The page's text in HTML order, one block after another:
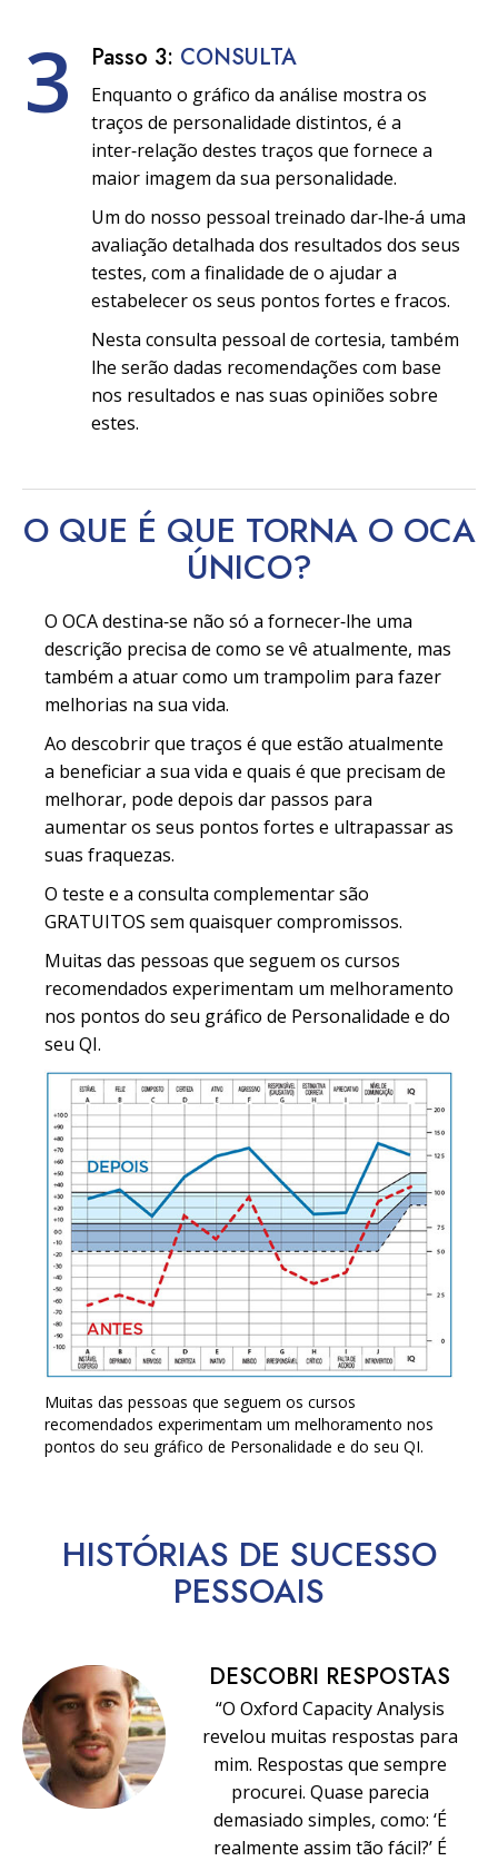
3 Passo 3: CONSULTA
Enquanto o gráfico da análise mostra os
traços de personalidade distintos, é a
inter‑relação destes traços que fornece a
maior imagem da sua personalidade.
Um do nosso pessoal treinado dar‑lhe‑á uma
avaliação detalhada dos resultados dos seus
testes, com a finalidade de o ajudar a
estabelecer os seus pontos fortes e fracos.
Nesta consulta pessoal de cortesia, também
lhe serão dadas recomendações com base
nos resultados e nas suas opiniões sobre
estes.
O QUE É QUE TORNA O OCA
ÚNICO?
O OCA destina‑se não só a fornecer‑lhe uma
descrição precisa de como se vê atualmente, mas
também a atuar como um trampolim para fazer
melhorias na sua vida.
Ao descobrir que traços é que estão atualmente
a beneficiar a sua vida e quais é que precisam de
melhorar, pode depois dar passos para
aumentar os seus pontos fortes e ultrapassar as
suas fraquezas.
O teste e a consulta complementar são
GRATUITOS sem quaisquer compromissos.
Muitas das pessoas que seguem os cursos
recomendados experimentam um melhoramento
nos pontos do seu gráfico de Personalidade e do
seu QI.
Muitas das pessoas que seguem os cursos
recomendados experimentam um melhoramento nos
pontos do seu gráfico de Personalidade e do seu QI.
HISTÓRIAS DE SUCESSO
PESSOAIS
DESCOBRI RESPOSTAS
“O Oxford Capacity Analysis
revelou muitas respostas para
mim. Respostas que sempre
procurei. Quase parecia
demasiado simples, como: ‘É
realmente assim tão fácil?’ É